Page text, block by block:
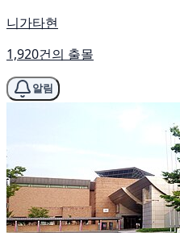
니가타현
1,920건의 출몰
알림